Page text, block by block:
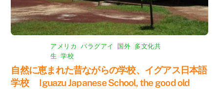
アメリカ パラグアイ 国外 多文化共
生 学校
自然に恵まれた昔ながらの学校、イグアス日本語
学校 Iguazu Japanese School, the good old